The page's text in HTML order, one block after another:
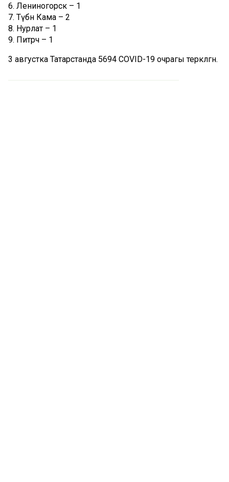
6. Лениногорск – 1
7. Түбән Кама – 2
8. Нурлат – 1
9. Питрәч – 1
3 августка Татарстанда 5694 COVID-19 очрагы теркәлгән.